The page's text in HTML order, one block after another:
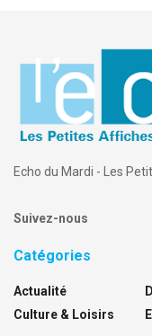
Echo du Mardi - Les
Suivez-nous
Catégories
Actualité
Culture & Loisirs